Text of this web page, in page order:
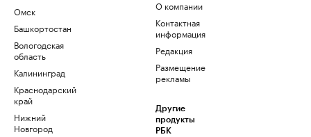
Омск
Башкортостан
Вологодская
область
Калининград
Краснодарский
край
Нижний
Новгород
О компании
Контактная
информация
Редакция
Размещение
рекламы
Другие
продукты
РБК